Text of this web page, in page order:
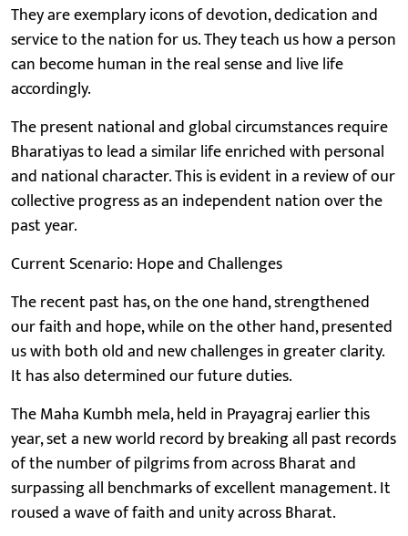
They are exemplary icons of devotion, dedication and
service to the nation for us. They teach us how a person
can become human in the real sense and live life
accordingly.
The present national and global circumstances require
Bharatiyas to lead a similar life enriched with personal
and national character. This is evident in a review of our
collective progress as an independent nation over the
past year.
Current Scenario: Hope and Challenges
The recent past has, on the one hand, strengthened
our faith and hope, while on the other hand, presented
us with both old and new challenges in greater clarity.
It has also determined our future duties.
The Maha Kumbh mela, held in Prayagraj earlier this
year, set a new world record by breaking all past records
of the number of pilgrims from across Bharat and
surpassing all benchmarks of excellent management. It
roused a wave of faith and unity across Bharat.